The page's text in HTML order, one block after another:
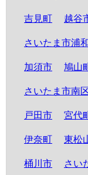
吉見町 越谷
さいたま市浦
加須市 鳩山
さいたま市南
戸田市 宮代
伊奈町 東松
桶川市 さい